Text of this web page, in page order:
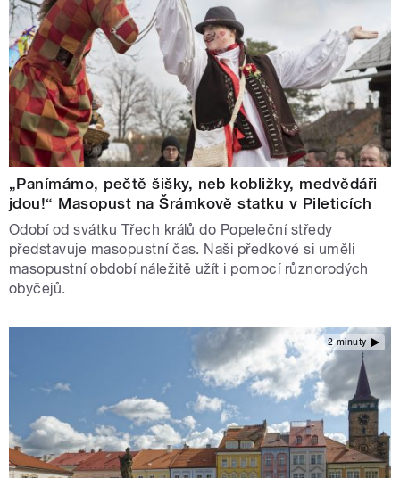
„Panímámo, pečtě šišky, neb kobližky, medvědáři
jdou!“ Masopust na Šrámkově statku v Pileticích
Odobí od svátku Třech králů do Popeleční středy
představuje masopustní čas. Naši předkové si uměli
masopustní období náležitě užít i pomocí různorodých
obyčejů.
2 minuty